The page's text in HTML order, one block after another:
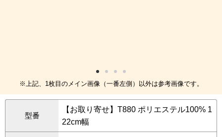
※上記、1枚目のメイン画像（一番左側）以外は参考画像です。
型番
【お取り寄せ】T880 ポリエステル100% 1
22cm幅